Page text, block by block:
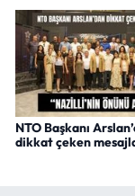
NTO Başkanı
dikkat çeken